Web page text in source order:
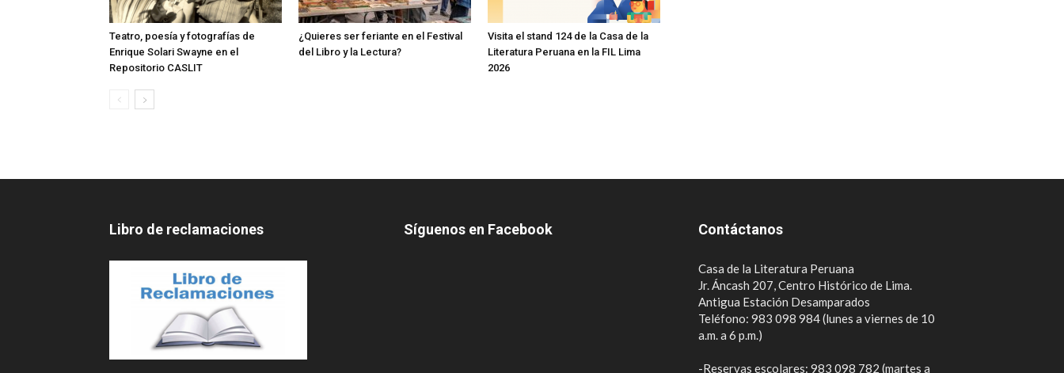
Teatro, poesía y fotografías de
Enrique Solari Swayne en el
Repositorio CASLIT
¿Quieres ser feriante en el Festival
del Libro y la Lectura?
Visita el stand 124 de la Casa de la
Literatura Peruana en la FIL Lima
2026
Libro de reclamaciones Síguenos en Facebook Contáctanos
Casa de la Literatura Peruana
Jr. Áncash 207, Centro Histórico de Lima.
Antigua Estación Desamparados
Teléfono: 983 098 984 (lunes a viernes de 10
a.m. a 6 p.m.)
-Reservas escolares: 983 098 782 (martes a